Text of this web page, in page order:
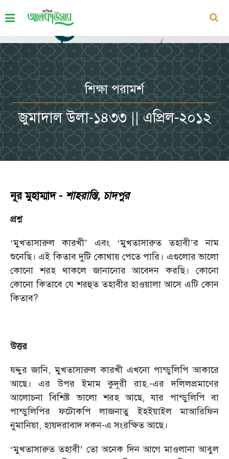
শিক্ষা পরামর্শ
জুমাদাল উলা-১৪৩৩ || এপ্রিল-২০১২
নূর মুহাম্মাদ - শাহরাস্তি, চাদপুর
প্রশ্ন
‘মুখতাসারুল কারখী’ এবং ‘মুখতাসারুত তহাবী’র নাম
শুনেছি। এই কিতাব দুটি কোথায় পেতে পারি। এগুলোর ভালো
কোনো শরহ থাকলে জানানোর আবেদন করছি। কোনো
কোনো কিতাবে যে শরহুত তহাবীর হাওয়ালা আসে এটি কোন
কিতাব?
উত্তর
যদ্দুর জানি, মুখতাসারুল কারখী এখনো পান্ডুলিপি আকারে
আছে। এর উপর ইমাম কুদূরী রাহ.-এর দলিলপ্রমাণের
আলোচনা বিশিষ্ট ভালো শরহ আছে, যার পান্ডুলিপি বা
পান্ডুলিপির ফটোকপি লাজনাতু ইহইয়াইল মাআরিফিন
নুমানিয়া, হায়দরাবাদ দকন-এ সংরক্ষিত আছে।
‘মুখতাসারুত তহাবী’ তো অনেক দিন আগে মাওলানা আবুল